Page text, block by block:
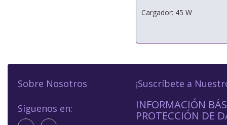
Cargador: 45 W
Sobre Nosotros
Síguenos en:
¡Suscríbete a
INFORMACIÓN
PROTECCIÓN DE